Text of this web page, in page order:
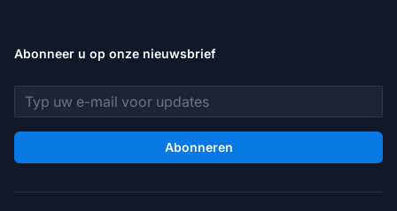
Abonneer u op onze nieuwsbrief
E-mailadres
Abonneren